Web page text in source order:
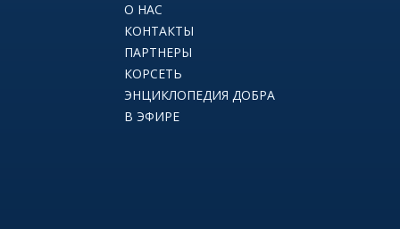
О НАС
КОНТАКТЫ
ПАРТНЕРЫ
КОРСЕТЬ
ЭНЦИКЛОПЕДИЯ ДОБРА
В ЭФИРЕ